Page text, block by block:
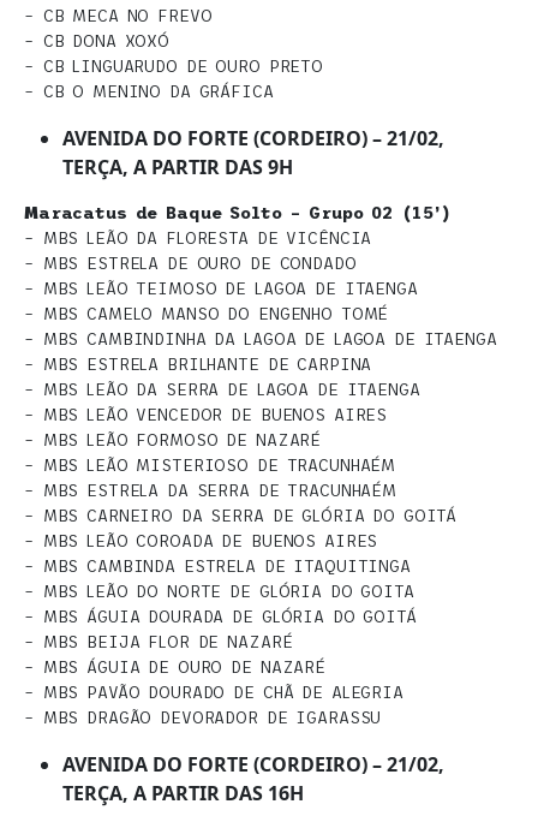
– CB MECA NO FREVO
– CB DONA XOXÓ
– CB LINGUARUDO DE OURO PRETO
– CB O MENINO DA GRÁFICA
AVENIDA DO FORTE (CORDEIRO) – 21/02,
TERÇA, A PARTIR DAS 9H
Maracatus de Baque Solto – Grupo 02 (15’)
– MBS LEÃO DA FLORESTA DE VICÊNCIA
– MBS ESTRELA DE OURO DE CONDADO
– MBS LEÃO TEIMOSO DE LAGOA DE ITAENGA
– MBS CAMELO MANSO DO ENGENHO TOMÉ
– MBS CAMBINDINHA DA LAGOA DE LAGOA DE ITAENGA
– MBS ESTRELA BRILHANTE DE CARPINA
– MBS LEÃO DA SERRA DE LAGOA DE ITAENGA
– MBS LEÃO VENCEDOR DE BUENOS AIRES
– MBS LEÃO FORMOSO DE NAZARÉ
– MBS LEÃO MISTERIOSO DE TRACUNHAÉM
– MBS ESTRELA DA SERRA DE TRACUNHAÉM
– MBS CARNEIRO DA SERRA DE GLÓRIA DO GOITÁ
– MBS LEÃO COROADA DE BUENOS AIRES
– MBS CAMBINDA ESTRELA DE ITAQUITINGA
– MBS LEÃO DO NORTE DE GLÓRIA DO GOITA
– MBS ÁGUIA DOURADA DE GLÓRIA DO GOITÁ
– MBS BEIJA FLOR DE NAZARÉ
– MBS ÁGUIA DE OURO DE NAZARÉ
– MBS PAVÃO DOURADO DE CHÃ DE ALEGRIA
– MBS DRAGÃO DEVORADOR DE IGARASSU
AVENIDA DO FORTE (CORDEIRO) – 21/02,
TERÇA, A PARTIR DAS 16H